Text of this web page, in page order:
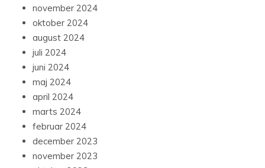
november 2024
oktober 2024
august 2024
juli 2024
juni 2024
maj 2024
april 2024
marts 2024
februar 2024
december 2023
november 2023